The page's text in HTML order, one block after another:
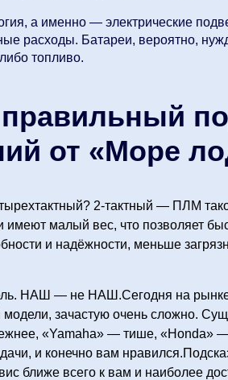
а именно — электрические
расходы. Батареи, вероятно,
топливо.
от «Море
2-тактный — ПЛМ
имеют малый вес, что позволяет
и надёжности, меньше
НАШ — не НАШ.Сегодня на рынке
модели, зачастую очень сложно.
«Yamaha» — тише, «Honda»
и конечно вам
ближе всего к вам и наиболее